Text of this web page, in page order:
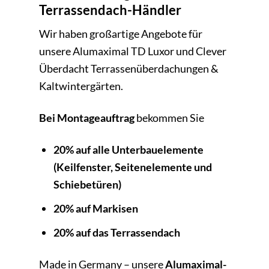
Terrassendach-Händler
Wir haben großartige Angebote für
unsere Alumaximal TD Luxor und Clever
Überdacht Terrassenüberdachungen &
Kaltwintergärten.
Bei Montageauftragbekommen Sie
20% auf alle Unterbauelemente
(Keilfenster, Seitenelemente und
Schiebetüren)
20% auf Markisen
20% auf das Terrassendach
Made in Germany – unsereAlumaximal-